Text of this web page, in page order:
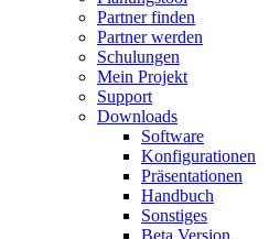
Partner finden
Partner werden
Schulungen
Mein Projekt
Support
Downloads
Software
Konfigurationen
Präsentationen
Handbuch
Sonstiges
Beta Version